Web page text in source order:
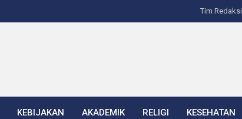
Tim Redaksi
KEBIJAKAN AKADEMIK RELIGI KESEHATAN